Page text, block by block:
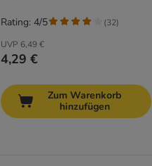
UVP 6,49 €
4,29 €
Rating: 4/5 (32)
Zum Warenkorb
hinzufügen